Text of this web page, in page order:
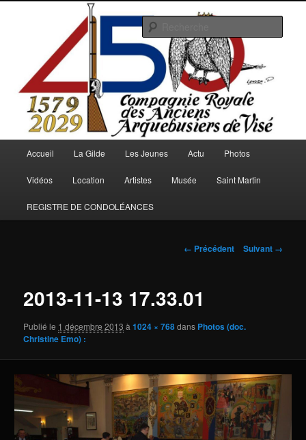
Arquebusiers.eu
Accueil La Gilde Les Jeunes Actu Photos
Vidéos Location Artistes Musée Saint Martin
REGISTRE DE CONDOLÉANCES
Navigation
← Précédent Suivant →
2013-11-13 17.33.01
Publié le 1 décembre 2013 à1024 × 768dans Photos (doc.
Christine Emo) :